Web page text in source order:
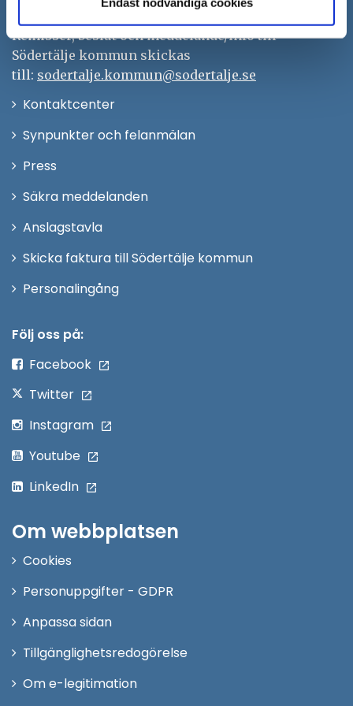
Remisser, beslut och meddelande/info till
Södertälje kommun skickas
till: sodertalje.kommun@sodertalje.se
KontaktcenterÖppna
Synpunkter och felanmälan
Press
fönster
Säkra meddelanden
Anslagstavla
Skicka faktura till Södertälje kommun
PersonalingångÖppna
Följ oss på:
Facebook
Twitter
Instagram
Youtube
LinkedIn
Om webbplatsen
Cookies
Personuppgifter - GDPR
Anpassa sidan
Tillgänglighetsredogörelse
Om e-legitimation